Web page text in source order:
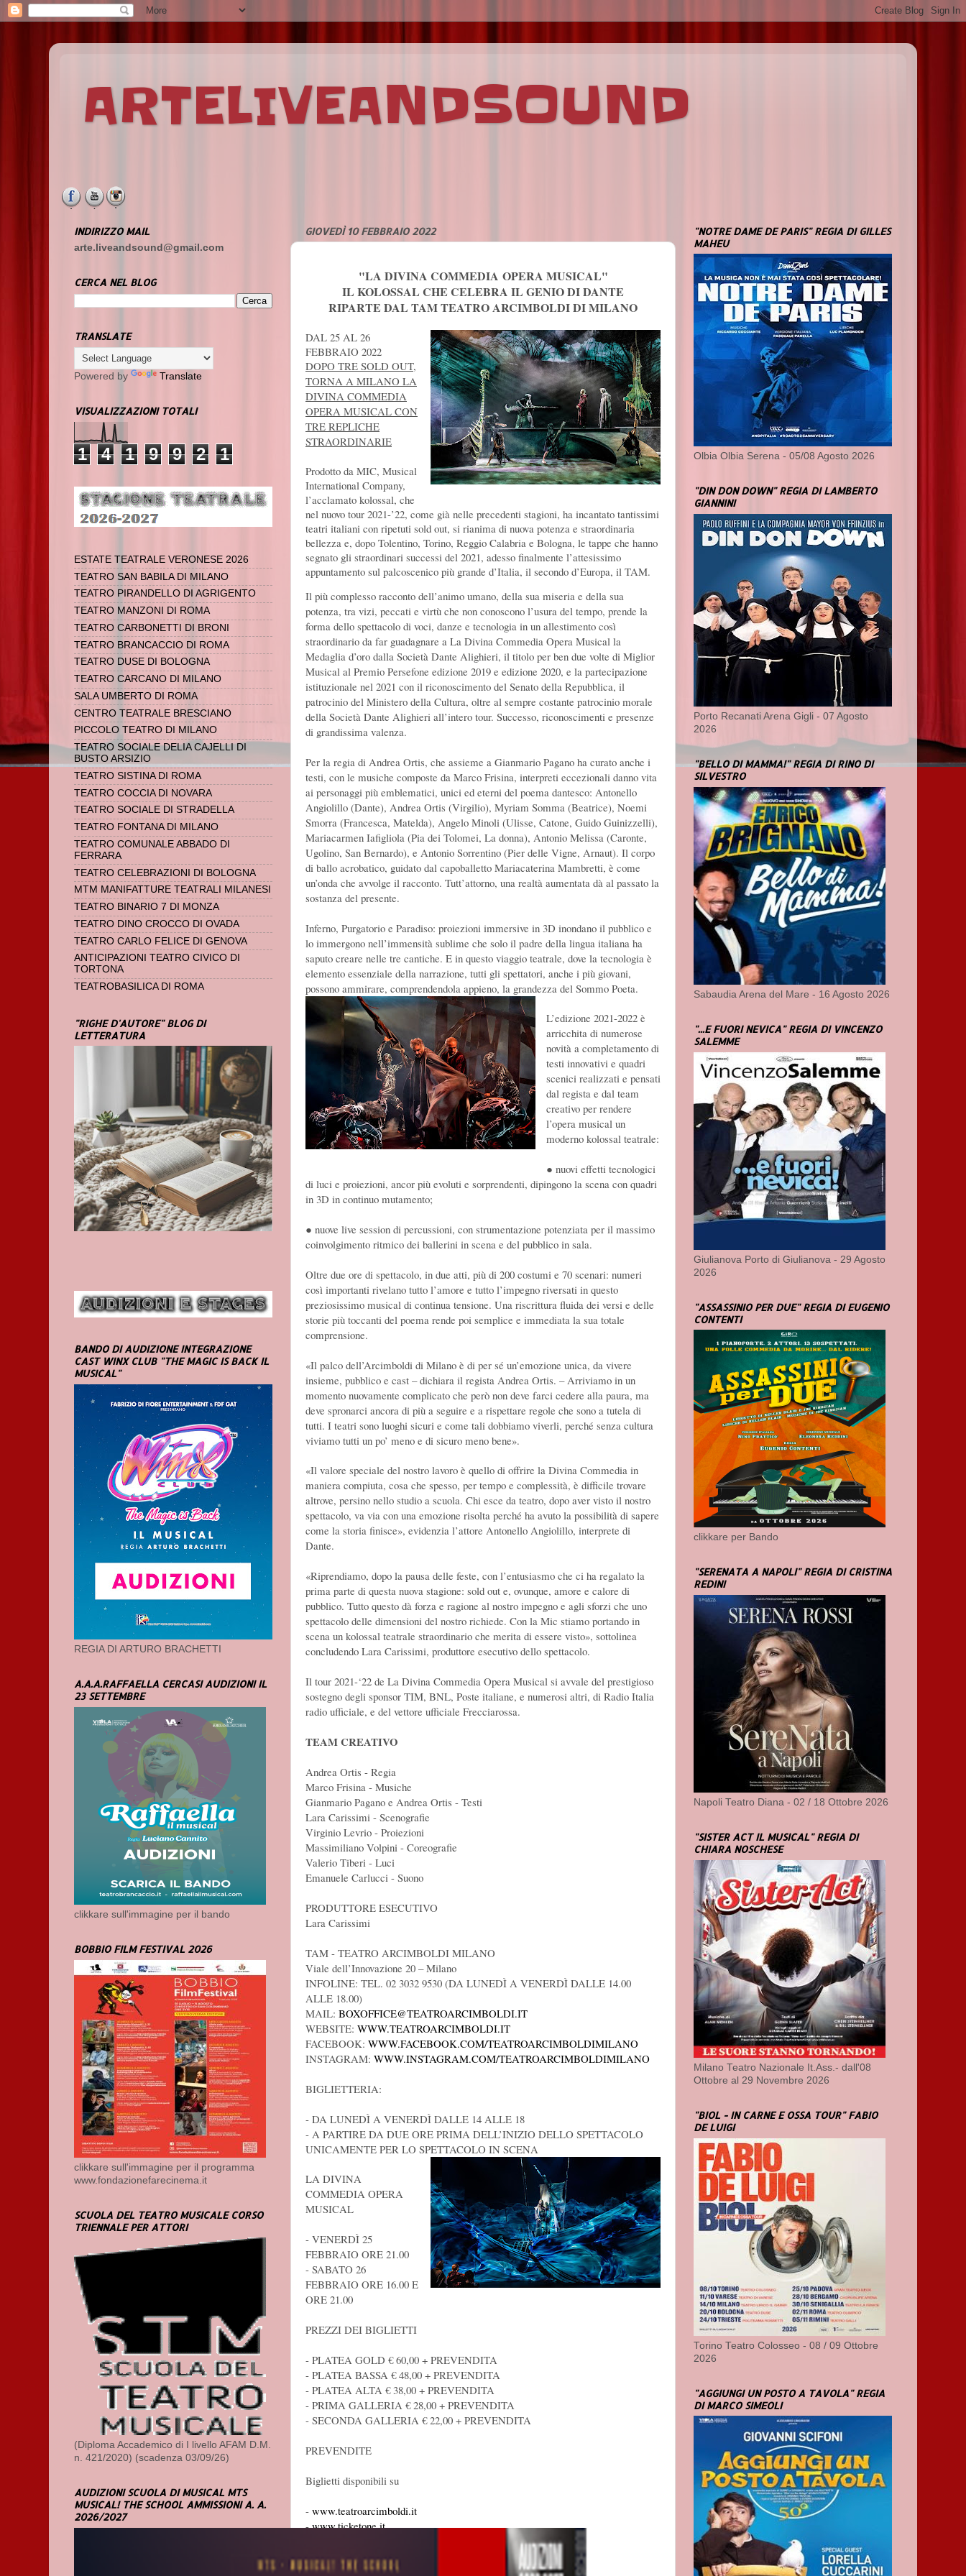
ARTELIVEANDSOUND
GIOVEDÌ 10 FEBBRAIO 2022
"LA DIVINA COMMEDIA OPERA MUSICAL"
IL KOLOSSAL CHE CELEBRA IL GENIO DI DANTE
RIPARTE DAL TAM TEATRO ARCIMBOLDI DI MILANO
DAL 25 AL 26
FEBBRAIO 2022
DOPO TRE SOLD OUT,
TORNA A MILANO LA
DIVINA COMMEDIA
OPERA MUSICAL CON
TRE REPLICHE
STRAORDINARIE
Prodotto da MIC, Musical
International Company,
l’acclamato kolossal, che
nel nuovo tour 2021-’22, come già nelle precedenti stagioni, ha incantato tantissimi
teatri italiani con ripetuti sold out, si rianima di nuova potenza e straordinaria
bellezza e, dopo Tolentino, Torino, Reggio Calabria e Bologna, le tappe che hanno
segnato gli straordinari successi del 2021, adesso finalmente l’attesissimo
appuntamento sul palcoscenico più grande d’Italia, il secondo d’Europa, il TAM.
Il più complesso racconto dell’animo umano, della sua miseria e della sua
potenza, tra vizi, peccati e virtù che non conoscono l’usura del tempo, prende la
forma dello spettacolo di voci, danze e tecnologia in un allestimento così
straordinario da far guadagnare a La Divina Commedia Opera Musical la
Medaglia d’oro dalla Società Dante Alighieri, il titolo per ben due volte di Miglior
Musical al Premio Persefone edizione 2019 e edizione 2020, e la partecipazione
istituzionale nel 2021 con il riconoscimento del Senato della Repubblica, il
patrocinio del Ministero della Cultura, oltre al sempre costante patrocinio morale
della Società Dante Alighieri all’intero tour. Successo, riconoscimenti e presenze
di grandissima valenza.
Per la regia di Andrea Ortis, che assieme a Gianmario Pagano ha curato anche i
testi, con le musiche composte da Marco Frisina, interpreti eccezionali danno vita
ai personaggi più emblematici, unici ed eterni del poema dantesco: Antonello
Angiolillo (Dante), Andrea Ortis (Virgilio), Myriam Somma (Beatrice), Noemi
Smorra (Francesca, Matelda), Angelo Minoli (Ulisse, Catone, Guido Guinizzelli),
Mariacarmen Iafigliola (Pia dei Tolomei, La donna), Antonio Melissa (Caronte,
Ugolino, San Bernardo), e Antonio Sorrentino (Pier delle Vigne, Arnaut). Il corpo
di ballo acrobatico, guidato dal capoballetto Mariacaterina Mambretti, è come
un’onda che avvolge il racconto. Tutt’attorno, una realtà aumentata dà al passato la
sostanza del presente.
Inferno, Purgatorio e Paradiso: proiezioni immersive in 3D inondano il pubblico e
lo immergono nell’immensità sublime che solo il padre della lingua italiana ha
saputo creare nelle tre cantiche. E in questo viaggio teatrale, dove la tecnologia è
elemento essenziale della narrazione, tutti gli spettatori, anche i più giovani,
possono ammirare, comprendendola appieno, la grandezza del Sommo Poeta.
L’edizione 2021-2022 è
arricchita di numerose
novità a completamento di
testi innovativi e quadri
scenici realizzati e pensati
dal regista e dal team
creativo per rendere
l’opera musical un
moderno kolossal teatrale:
● nuovi effetti tecnologici
di luci e proiezioni, ancor più evoluti e sorprendenti, dipingono la scena con quadri
in 3D in continuo mutamento;
● nuove live session di percussioni, con strumentazione potenziata per il massimo
coinvolgimento ritmico dei ballerini in scena e del pubblico in sala.
Oltre due ore di spettacolo, in due atti, più di 200 costumi e 70 scenari: numeri
così importanti rivelano tutto l’amore e tutto l’impegno riversati in questo
preziosissimo musical di continua tensione. Una riscrittura fluida dei versi e delle
storie più toccanti del poema rende poi semplice e immediata la sua totale
comprensione.
«Il palco dell’Arcimboldi di Milano è di per sé un’emozione unica, da vivere
insieme, pubblico e cast – dichiara il regista Andrea Ortis. – Arriviamo in un
momento nuovamente complicato che però non deve farci cedere alla paura, ma
deve spronarci ancora di più a seguire e a rispettare regole che sono a tutela di
tutti. I teatri sono luoghi sicuri e come tali dobbiamo viverli, perché senza cultura
viviamo tutti un po’ meno e di sicuro meno bene».
«Il valore speciale del nostro lavoro è quello di offrire la Divina Commedia in
maniera compiuta, cosa che spesso, per tempo e complessità, è difficile trovare
altrove, persino nello studio a scuola. Chi esce da teatro, dopo aver visto il nostro
spettacolo, va via con una emozione risolta perché ha avuto la possibilità di sapere
come la storia finisce», evidenzia l’attore Antonello Angiolillo, interprete di
Dante.
«Riprendiamo, dopo la pausa delle feste, con l’entusiasmo che ci ha regalato la
prima parte di questa nuova stagione: sold out e, ovunque, amore e calore di
pubblico. Tutto questo dà forza e ragione al nostro impegno e agli sforzi che uno
spettacolo delle dimensioni del nostro richiede. Con la Mic stiamo portando in
scena un kolossal teatrale straordinario che merita di essere visto», sottolinea
concludendo Lara Carissimi, produttore esecutivo dello spettacolo.
Il tour 2021-‘22 de La Divina Commedia Opera Musical si avvale del prestigioso
sostegno degli sponsor TIM, BNL, Poste italiane, e numerosi altri, di Radio Italia
radio ufficiale, e del vettore ufficiale Frecciarossa.
TEAM CREATIVO
Andrea Ortis - Regia
Marco Frisina - Musiche
Gianmario Pagano e Andrea Ortis - Testi
Lara Carissimi - Scenografie
Virginio Levrio - Proiezioni
Massimiliano Volpini - Coreografie
Valerio Tiberi - Luci
Emanuele Carlucci - Suono
PRODUTTORE ESECUTIVO
Lara Carissimi
TAM - TEATRO ARCIMBOLDI MILANO
Viale dell’Innovazione 20 – Milano
INFOLINE: TEL. 02 3032 9530 (DA LUNEDÌ A VENERDÌ DALLE 14.00
ALLE 18.00)
MAIL: BOXOFFICE@TEATROARCIMBOLDI.IT
WEBSITE: WWW.TEATROARCIMBOLDI.IT
FACEBOOK: WWW.FACEBOOK.COM/TEATROARCIMBOLDIMILANO
INSTAGRAM: WWW.INSTAGRAM.COM/TEATROARCIMBOLDIMILANO
BIGLIETTERIA:
- DA LUNEDÌ A VENERDÌ DALLE 14 ALLE 18
- A PARTIRE DA DUE ORE PRIMA DELL’INIZIO DELLO SPETTACOLO
UNICAMENTE PER LO SPETTACOLO IN SCENA
LA DIVINA
COMMEDIA OPERA
MUSICAL
- VENERDÌ 25
FEBBRAIO ORE 21.00
- SABATO 26
FEBBRAIO ORE 16.00 E
ORE 21.00
PREZZI DEI BIGLIETTI
- PLATEA GOLD € 60,00 + PREVENDITA
- PLATEA BASSA € 48,00 + PREVENDITA
- PLATEA ALTA € 38,00 + PREVENDITA
- PRIMA GALLERIA € 28,00 + PREVENDITA
- SECONDA GALLERIA € 22,00 + PREVENDITA
PREVENDITE
Biglietti disponibili su
- www.teatroarcimboldi.it
-www.ticketone.it
INFOLINE E PRENOTAZIONI GRUPPI E SCUOLE
INDIRIZZO MAIL
arte.liveandsound@gmail.com
CERCA NEL BLOG
TRANSLATE
Powered by Translate
VISUALIZZAZIONI TOTALI
1 4 1 9 9 2 1
ESTATE TEATRALE VERONESE 2026
TEATRO SAN BABILA DI MILANO
TEATRO PIRANDELLO DI AGRIGENTO
TEATRO MANZONI DI ROMA
TEATRO CARBONETTI DI BRONI
TEATRO BRANCACCIO DI ROMA
TEATRO DUSE DI BOLOGNA
TEATRO CARCANO DI MILANO
SALA UMBERTO DI ROMA
CENTRO TEATRALE BRESCIANO
PICCOLO TEATRO DI MILANO
TEATRO SOCIALE DELIA CAJELLI DI
BUSTO ARSIZIO
TEATRO SISTINA DI ROMA
TEATRO COCCIA DI NOVARA
TEATRO SOCIALE DI STRADELLA
TEATRO FONTANA DI MILANO
TEATRO COMUNALE ABBADO DI
FERRARA
TEATRO CELEBRAZIONI DI BOLOGNA
MTM MANIFATTURE TEATRALI MILANESI
TEATRO BINARIO 7 DI MONZA
TEATRO DINO CROCCO DI OVADA
TEATRO CARLO FELICE DI GENOVA
ANTICIPAZIONI TEATRO CIVICO DI
TORTONA
TEATROBASILICA DI ROMA
"RIGHE D'AUTORE" BLOG DI
LETTERATURA
BANDO DI AUDIZIONE INTEGRAZIONE
CAST WINX CLUB "THE MAGIC IS BACK IL
MUSICAL"
REGIA DI ARTURO BRACHETTI
A.A.A.RAFFAELLA CERCASI AUDIZIONI IL
23 SETTEMBRE
clikkare sull'immagine per il bando
BOBBIO FILM FESTIVAL 2026
clikkare sull'immagine per il programma
www.fondazionefarecinema.it
SCUOLA DEL TEATRO MUSICALE CORSO
TRIENNALE PER ATTORI
(Diploma Accademico di I livello AFAM D.M.
n. 421/2020) (scadenza 03/09/26)
AUDIZIONI SCUOLA DI MUSICAL MTS
MUSICAL! THE SCHOOL AMMISSIONI A. A.
2026/2027
"NOTRE DAME DE PARIS" REGIA DI GILLES
MAHEU
Olbia Olbia Serena - 05/08 Agosto 2026
"DIN DON DOWN" REGIA DI LAMBERTO
GIANNINI
Porto Recanati Arena Gigli - 07 Agosto
2026
"BELLO DI MAMMA!" REGIA DI RINO DI
SILVESTRO
Sabaudia Arena del Mare - 16 Agosto 2026
"...E FUORI NEVICA" REGIA DI VINCENZO
SALEMME
Giulianova Porto di Giulianova - 29 Agosto
2026
"ASSASSINIO PER DUE" REGIA DI EUGENIO
CONTENTI
clikkare per Bando
"SERENATA A NAPOLI" REGIA DI CRISTINA
REDINI
Napoli Teatro Diana - 02 / 18 Ottobre 2026
"SISTER ACT IL MUSICAL" REGIA DI
CHIARA NOSCHESE
Milano Teatro Nazionale It.Ass.- dall'08
Ottobre al 29 Novembre 2026
"BIOL - IN CARNE E OSSA TOUR" FABIO
DE LUIGI
Torino Teatro Colosseo - 08 / 09 Ottobre
2026
"AGGIUNGI UN POSTO A TAVOLA" REGIA
DI MARCO SIMEOLI